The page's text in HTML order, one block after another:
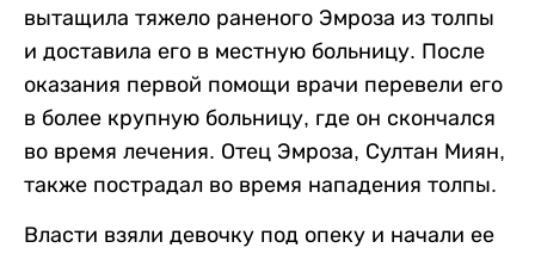
вытащила тяжело раненого Эмроза из толпы
и доставила его в местную больницу. После
оказания первой помощи врачи перевели его
в более крупную больницу, где он скончался
во время лечения. Отец Эмроза, Султан Миян,
также пострадал во время нападения толпы.
Власти взяли девочку под опеку и начали ее